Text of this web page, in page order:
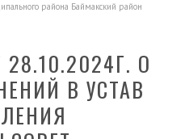
района Баймакский район
О
В УСТАВ